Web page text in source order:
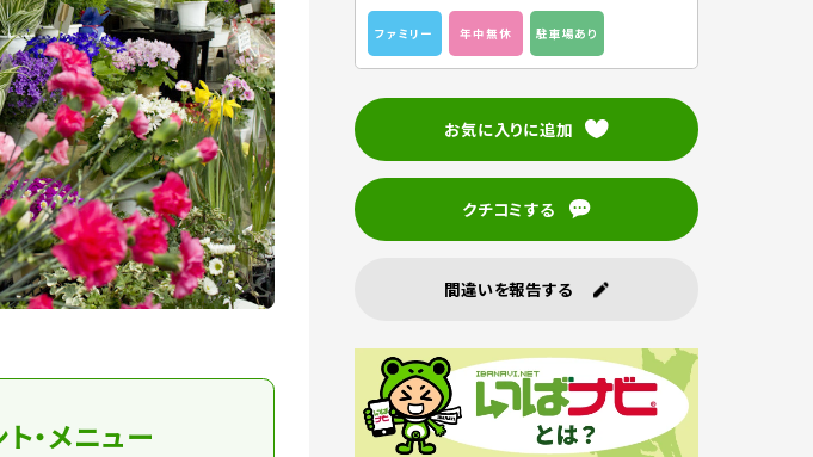
・メニュー
ファミリー 年中無休 駐車場あり
お気に入りに追加
クチコミする
間違いを報告する